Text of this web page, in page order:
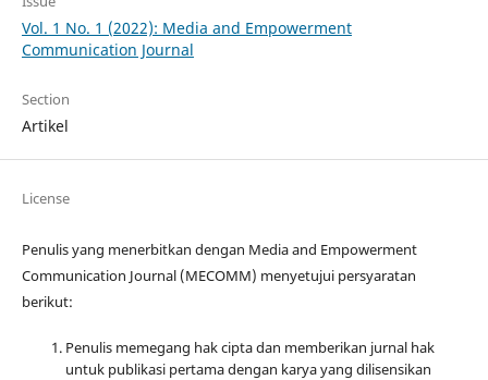
Vol. 1 No. 1 (2022): Media and Empowerment
Communication Journal
Section
Artikel
License
Penulis yang menerbitkan dengan Media and Empowerment
Communication Journal (MECOMM) menyetujui persyaratan
berikut:
Penulis memegang hak cipta dan memberikan jurnal hak
untuk publikasi pertama dengan karya yang dilisensikan